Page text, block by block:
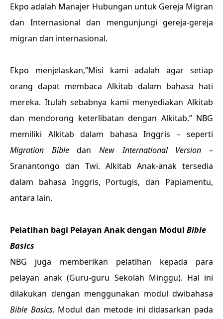
Ekpo adalah Manajer Hubungan untuk Gereja Migran
dan Internasional dan mengunjungi gereja-gereja
migran dan internasional.
Ekpo menjelaskan,”Misi kami adalah agar setiap
orang dapat membaca Alkitab dalam bahasa hati
mereka. Itulah sebabnya kami menyediakan Alkitab
dan mendorong keterlibatan dengan Alkitab.” NBG
memiliki Alkitab dalam bahasa Inggris – seperti
Migration BibledanNew International Version –
Sranantongo dan Twi. Alkitab Anak-anak tersedia
dalam bahasa Inggris, Portugis, dan Papiamentu,
antara lain.
Pelatihan bagi Pelayan Anak dengan Modul Bible
Basics
NBG juga memberikan pelatihan kepada para
pelayan anak (Guru-guru Sekolah Minggu). Hal ini
dilakukan dengan menggunakan modul dwibahasa
Bible Basics. Modul dan metode ini didasarkan pada